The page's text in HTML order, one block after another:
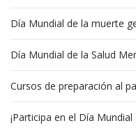
Día Mundial de la muerte
Día Mundial de la Salud
Cursos de preparación al
¡Participa en el Día